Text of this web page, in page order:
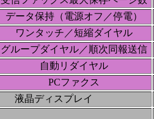
データ保持（電源オフ／停電）
ワンタッチ／短縮ダイヤル
グループダイヤル／順次同報送信
自動リダイヤル
PCファクス
液晶ディスプレイ